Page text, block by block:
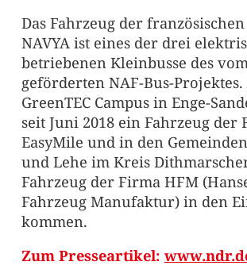
Das Fahrzeug der
NAVYA ist eines der drei
betriebenen Kleinbusse des
geförderten NAF-Bus-
GreenTEC Campus in Enge-
seit Juni 2018 ein Fahrzeug der
EasyMile und in den
und Lehe im Kreis
Fahrzeug der Firma HFM
Fahrzeug Manufaktur) in den
kommen.
Zum Presseartikel: